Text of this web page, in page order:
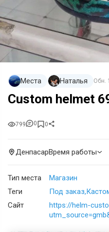
Места Наталья Обн.
Custom helmet
799 0 0
ДенпасарВремя работы
Тип места
Магазин
Теги
Под заказ
Сайт
https://helm-